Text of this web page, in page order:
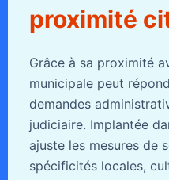
proximité
Grâce à sa proximité
municipale peut
demandes
judiciaire. Implantée
ajuste les mesures de
spécificités locales,